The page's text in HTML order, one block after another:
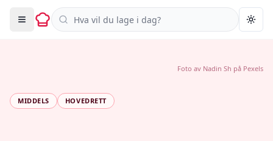
Søk i oppskrifter
MIDDELS HOVEDRETT
Foto av Nadin Sh på Pexels